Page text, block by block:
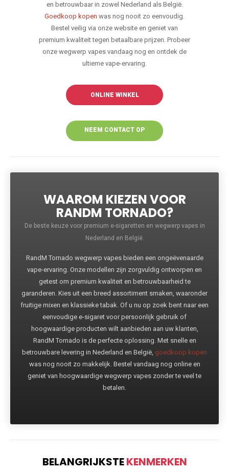
en betrouwbaar in zowel Nederland als België.
Goedkoop kopen was nog nooit zo eenvoudig.
Bestel veilig via onze website en geniet van
premium kwaliteit tegen betaalbare prijzen. Probeer
onze wegwerp vapes vandaag nog en ontdek de
ultieme vape-ervaring.
ONLINE WINKEL
NEEM CONTACT OP
WAAROM KIEZEN VOOR
RANDM TORNADO?
De beste keuze voor premium e-sigaretten en wegwerp vapes in
Nederland en België.
RandM Tornado wegwerp vapes bieden een ongeëvenaarde
vape-ervaring. Onze modellen zijn zorgvuldig ontworpen en
getest om premium kwaliteit en betrouwbaarheid te
garanderen. Kies uit een breed assortiment smaken, waaronder
fruitige mixen en klassieke tabak. Of u nu op zoek bent naar een
eenvoudige e-sigaret voor persoonlijk gebruik of
hoogwaardige producten wilt aanbieden aan uw klanten,
RandM Tornado is de perfecte oplossing. Met snelle en
betrouwbare levering in Nederland en België, goedkoop kopen
was nog nooit zo makkelijk. Bestel vandaag nog online en
geniet van hoogwaardige wegwerp vapes zonder te veel te
betalen.
BELANGRIJKSTEKENMERKEN